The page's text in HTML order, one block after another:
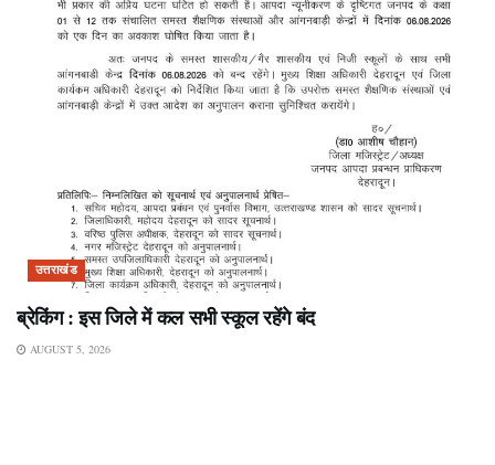
उत्तराखंड
ब्रेकिंग : इस जिले में कल सभी स्कूल रहेंगे बंद
AUGUST 5, 2026